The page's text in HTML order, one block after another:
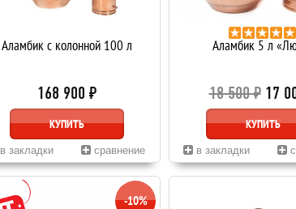
Аламбик с колонной 100 л
168 900 ₽
КУПИТЬ
в закладки сравнение
Аламбик 5 л
18 500 ₽ 17
КУПИТЬ
в закладки
-10%